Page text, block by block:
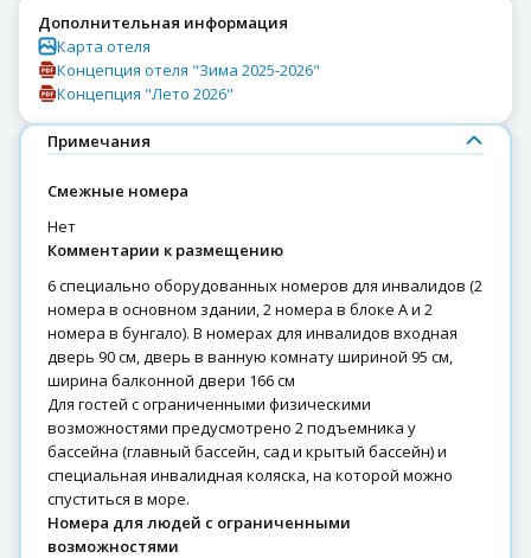
Дополнительная информация
Карта отеля
Концепция отеля "Зима 2025-2026"
Концепция "Лето 2026"
Примечания
Смежные номера
нет
Комментарии к размещению
6 специально оборудованных номеров для инвалидов (2
номера в основном здании, 2 номера в блоке A и 2
номера в бунгало). В номерах для инвалидов входная
дверь 90 см, дверь в ванную комнату шириной 95 см,
ширина балконной двери 166 см
Для гостей с ограниченными физическими
возможностями предусмотрено 2 подъемника у
бассейна (главный бассейн, сад и крытый бассейн) и
специальная инвалидная коляска, на которой можно
спуститься в море.
Номера для людей с ограниченными
возможностями